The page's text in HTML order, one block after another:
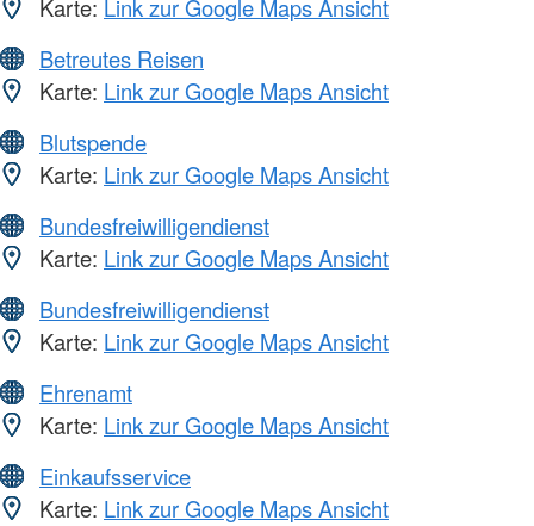
Karte: Link zur Google Maps Ansicht
Betreutes Reisen
Karte: Link zur Google Maps Ansicht
Blutspende
Karte: Link zur Google Maps Ansicht
Bundesfreiwilligendienst
Karte: Link zur Google Maps Ansicht
Bundesfreiwilligendienst
Karte: Link zur Google Maps Ansicht
Ehrenamt
Karte: Link zur Google Maps Ansicht
Einkaufsservice
Karte: Link zur Google Maps Ansicht